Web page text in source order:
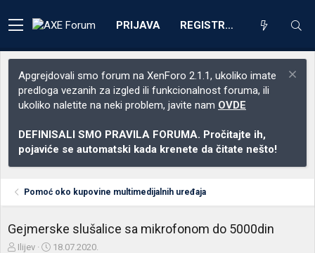
PRIJAVA REGISTRACIJA
Apgrejdovali smo forum na XenForo 2.1.1, ukoliko imate
predloga vezanih za izgled ili funkcionalnost foruma, ili
ukoliko naletite na neki problem, javite nam OVDE
DEFINISALI SMO PRAVILA FORUMA. Pročitajte ih,
pojaviće se automatski kada krenete da čitate nešto!
Pomoć oko kupovine multimedijalnih uređaja
Gejmerske slušalice sa mikrofonom do 5000din
ZIlijev
D18.07.2020.